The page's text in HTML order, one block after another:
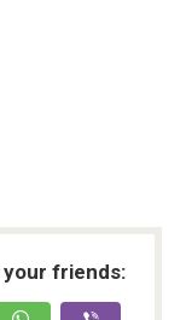
your friends: